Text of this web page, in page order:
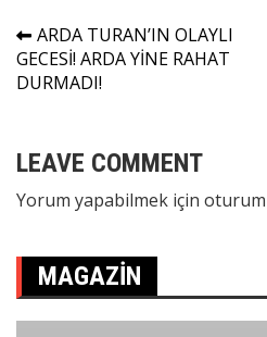
Yazı
gezinmesi
ARDA TURAN’IN OLAYLI
GECESİ! ARDA YİNE RAHAT
DURMADI!
LEAVE COMMENT
Yorum yapabilmek için oturum
MAGAZIN